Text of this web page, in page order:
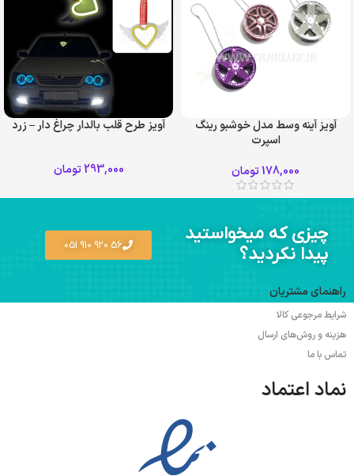
صورتی +2
آویز آینه وسط مدل خوشبو رینگ
اسپرت
178,000تومان
آویز طرح قلب بالدار چراغ دار – زرد
293,000 تومان
چیزی که میخواستید
پیدا نکردید؟
56 920 910 051
راهنمای مشتریان
شرایط مرجوعی کالا
هزینه و روش‌های ارسال
تماس با ما
نماد اعتماد